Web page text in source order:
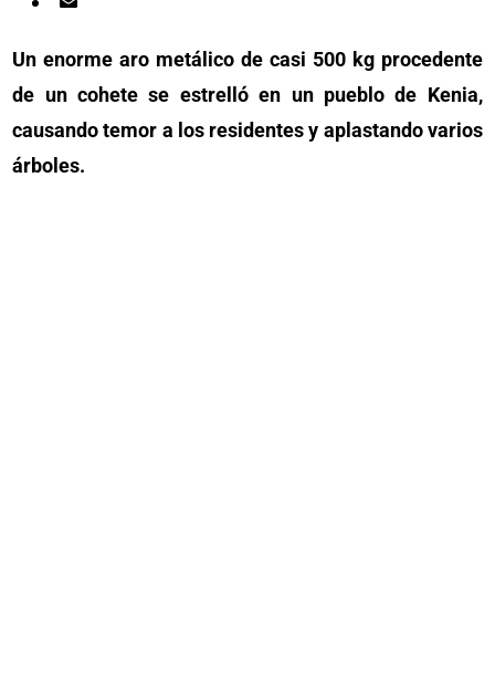
Un enorme aro metálico de casi 500 kg procedente
de un cohete se estrelló en un pueblo de Kenia,
causando temor a los residentes y aplastando varios
árboles.